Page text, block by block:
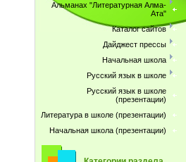
Альманах "Литературная Алма-
Ата"
Каталог сайтов
Дайджест прессы
Начальная школа
Русский язык в школе
Русский язык в школе
(презентации)
Литература в школе (презентации)
Начальная школа (презентации)